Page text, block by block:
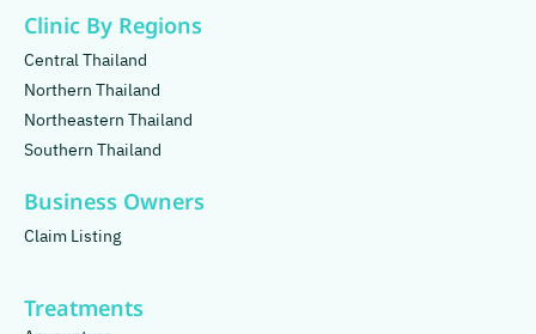
Clinic By Regions
Central Thailand
Northern Thailand
Northeastern Thailand
Southern Thailand
Business Owners
Claim Listing
Treatments